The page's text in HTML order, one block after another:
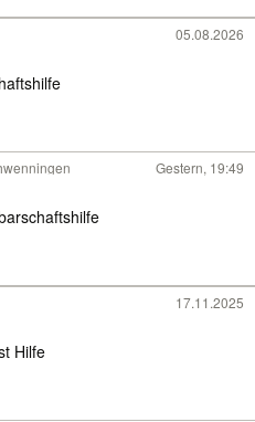
05.08.2026
Gestern, 19:49
17.11.2025
Hilfe